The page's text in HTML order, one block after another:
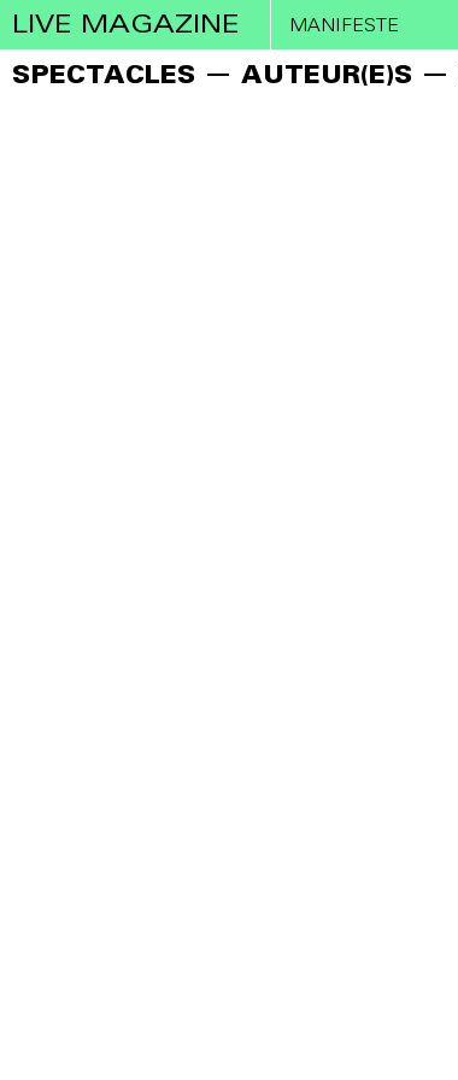
LIVE MAGAZINE MANIFESTE
SPECTACLES AUTEUR(E)S